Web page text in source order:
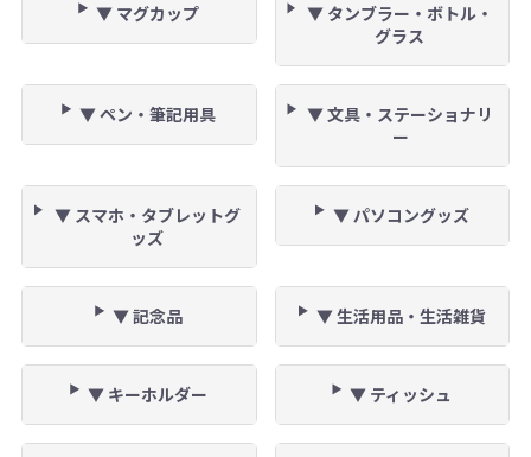
▼ マグカップ
▼ タンブラー・ボトル・
グラス
▼ ペン・筆記用具
▼ 文具・ステーショナリ
ー
▼ スマホ・タブレットグ
ッズ
▼ パソコングッズ
▼ 記念品 ▼ 生活用品・生活雑貨
▼ キーホルダー ▼ ティッシュ